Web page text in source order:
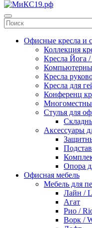
Офисные кресла и
Коллекция
Кресла Йога
Кресла
Кресла для
Конференц
Стулья для
Аксессуары
Опора
Офисная мебель
Мебель для
Лайн /
Агат
Рио /
Ворк /